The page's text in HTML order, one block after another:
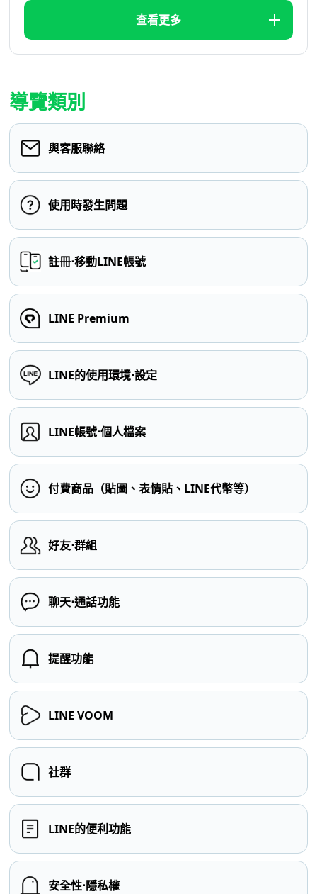
查看更多
導覽類別
與客服聯絡
使用時發生問題
註冊⋅移動LINE帳號
LINE Premium
LINE的使用環境⋅設定
LINE帳號⋅個人檔案
付費商品（貼圖、表情貼、LINE代幣等）
好友⋅群組
聊天⋅通話功能
提醒功能
LINE VOOM
社群
LINE的便利功能
安全性⋅隱私權